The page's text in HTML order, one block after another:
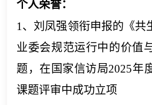
个人荣誉：
1、刘凤强领衔申报的《共
业委会规范运行中的价值
题，在国家信访局2025年
课题评审中成功立项